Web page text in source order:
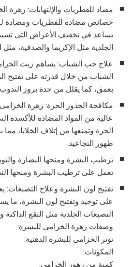
مضاد للفطريات والإلتهابات: زهرة
خصائص مضادة للفطريات ومضادة
يساعد في تخفيف الأعراض التي
الجلدية مثل الإكزيما والصدفية،
علاج حب الشباب: يساهم زيت
الشباب من خلال قدرته على تفتيح
بعمق، كما يقلل من حدة بروز
مكافحة الجذور الحرة: زهرة
عالية من المواد المضادة للأكسدة
الحرة وتمنعها من إتلاف الخلايا،
ظهور التجاعيد.
ترطيب البشرة ومنحها النضارة
تعمل على ترطيب البشرة ومنحها
تفتيح لون البشرة وعلاج
على توحيد وتفتيح لون البشرة، ما
التصبغات الجلدية مثل البقع الداكنة
وصفات زهرة الخزامى للبشرة:
تونر الخزامى للبشرة الدهنية:
المكونات: